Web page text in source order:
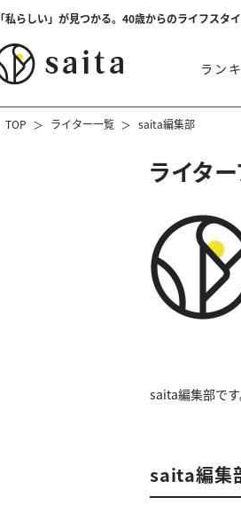
「私らしい」が見つかる。40歳からのライフスタ
ラン
TOP ライター一覧 saita編集部
ライタ
saita編集部で
saita編集